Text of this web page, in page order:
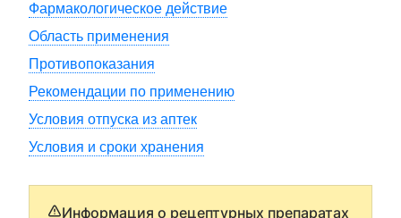
Фармакологическое действие
Область применения
Противопоказания
Рекомендации по применению
Условия отпуска из аптек
Условия и сроки хранения
Информация о рецептурных препаратах